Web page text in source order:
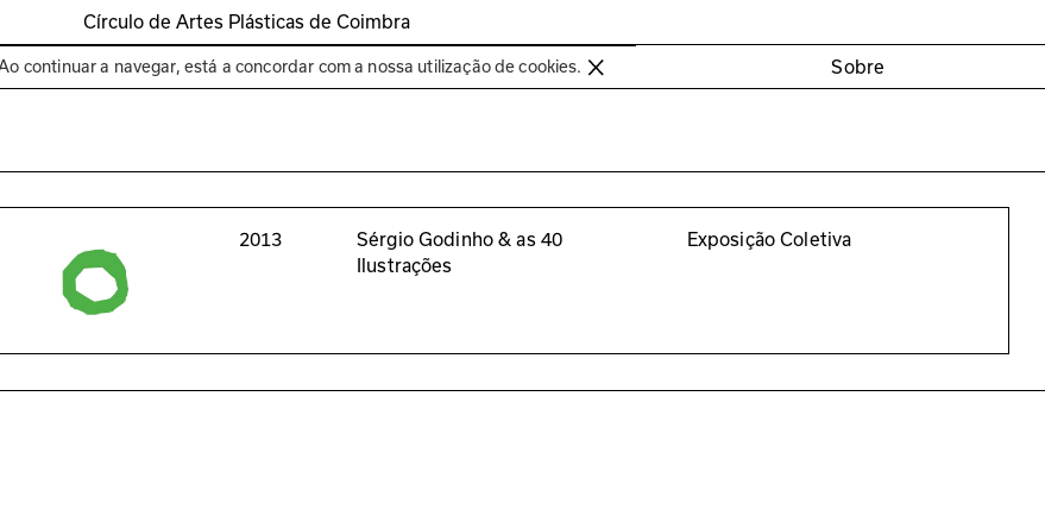
Círculo de Artes Plásticas de Coimbra
Espaços Bienal de Coimbra Sobre
continuar a navegar, está a concordar com a nossa utilização de cookies.
2013
Sérgio Godinho & as 40
Ilustrações
Exposição Coletiva